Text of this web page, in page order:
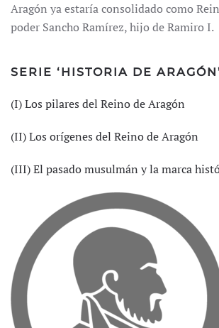
Aragón ya estaría consolidado como
poder Sancho Ramírez, hijo de Ramiro I.
SERIE ‘HISTORIA DE
(I) Los pilares del Reino de Aragón
(II) Los orígenes del Reino de Aragón
(III) El pasado musulmán y la marca